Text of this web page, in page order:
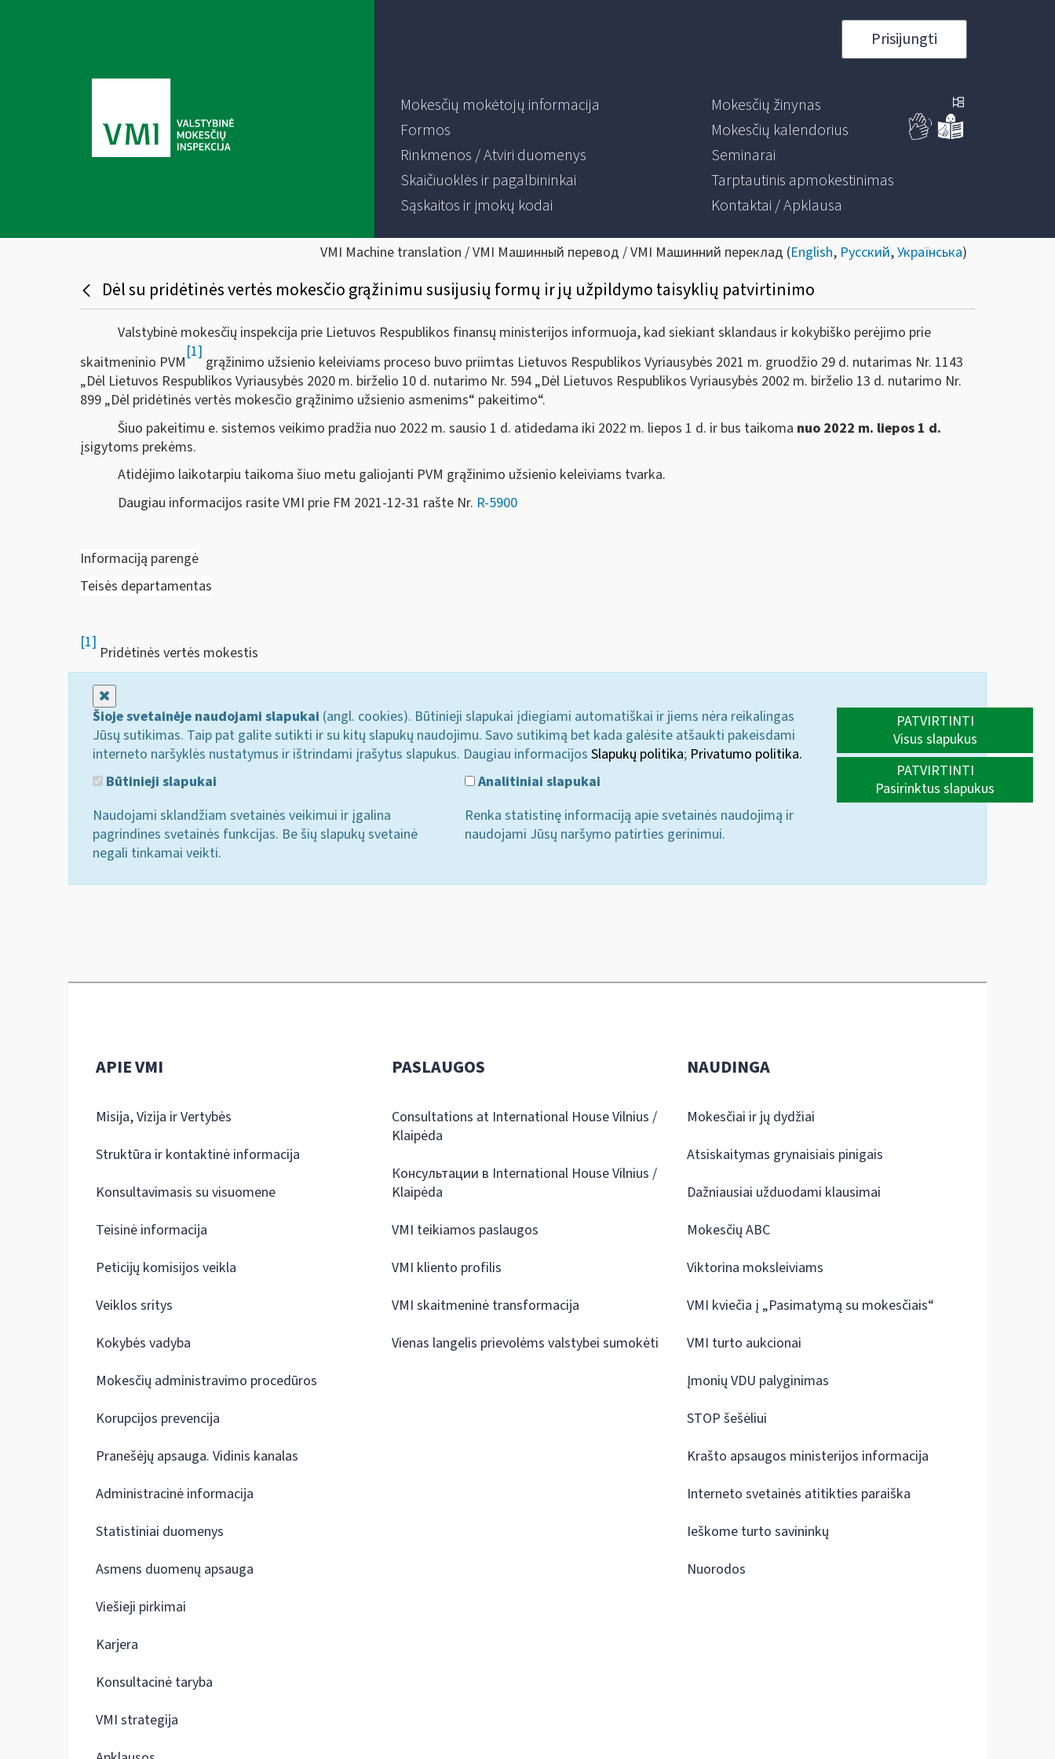
Prisijungti
Mokesčių mokėtojų informacija
Formos
Rinkmenos / Atviri duomenys
Skaičiuoklės ir pagalbininkai
Sąskaitos ir įmokų kodai
Mokesčių žinynas
Mokesčių kalendorius
Seminarai
Tarptautinis apmokestinimas
Kontaktai / Apklausa
VMI Machine translation / VMI Машинный перевод / VMI Машинний переклад (English, Русский,Українська)
Dėl su pridėtinės vertės mokesčio grąžinimu susijusių formų ir jų užpildymo taisyklių patvirtinimo
Valstybinė mokesčių inspekcija prie Lietuvos Respublikos finansų ministerijos informuoja, kad siekiant sklandaus ir kokybiško perėjimo prie
skaitmeninio PVM
[1]
grąžinimo užsienio keleiviams proceso buvo priimtas Lietuvos Respublikos Vyriausybės 2021 m. gruodžio 29 d. nutarimas Nr. 1143
„Dėl Lietuvos Respublikos Vyriausybės 2020 m. birželio 10 d. nutarimo Nr. 594 „Dėl Lietuvos Respublikos Vyriausybės 2002 m. birželio 13 d. nutarimo Nr.
899 „Dėl pridėtinės vertės mokesčio grąžinimo užsienio asmenims“ pakeitimo“.
Šiuo pakeitimu e. sistemos veikimo pradžia nuo 2022 m. sausio 1 d. atidedama iki 2022 m. liepos 1 d. ir bus taikoma nuo 2022 m. liepos 1 d.
įsigytoms prekėms.
Atidėjimo laikotarpiu taikoma šiuo metu galiojanti PVM grąžinimo užsienio keleiviams tvarka.
Daugiau informacijos rasite VMI prie FM 2021-12-31 rašte Nr. R-5900
Informaciją parengė
Teisės departamentas
[1]
Pridėtinės vertės mokestis
Šioje svetainėje naudojami slapukai (angl. cookies). Būtinieji slapukai įdiegiami automatiškai ir jiems nėra reikalingas
Jūsų sutikimas. Taip pat galite sutikti ir su kitų slapukų naudojimu. Savo sutikimą bet kada galėsite atšaukti pakeisdami
interneto naršyklės nustatymus ir ištrindami įrašytus slapukus. Daugiau informacijos Slapukų politika; Privatumo politika.
Būtinieji slapukai
Naudojami sklandžiam svetainės veikimui ir įgalina
pagrindines svetainės funkcijas. Be šių slapukų svetainė
negali tinkamai veikti.
Analitiniai slapukai
Renka statistinę informaciją apie svetainės naudojimą ir
naudojami Jūsų naršymo patirties gerinimui.
PATVIRTINTI
Visus slapukus
PATVIRTINTI
Pasirinktus slapukus
APIE VMI
Misija, Vizija ir Vertybės
Struktūra ir kontaktinė informacija
Konsultavimasis su visuomene
Teisinė informacija
Peticijų komisijos veikla
Veiklos sritys
Kokybės vadyba
Mokesčių administravimo procedūros
Korupcijos prevencija
Pranešėjų apsauga. Vidinis kanalas
Administracinė informacija
Statistiniai duomenys
Asmens duomenų apsauga
Viešieji pirkimai
Karjera
Konsultacinė taryba
VMI strategija
PASLAUGOS
Consultations at International House Vilnius /
Klaipėda
Консультации в International House Vilnius /
Klaipėda
VMI teikiamos paslaugos
VMI kliento profilis
VMI skaitmeninė transformacija
Vienas langelis prievolėms valstybei sumokėti
NAUDINGA
Mokesčiai ir jų dydžiai
Atsiskaitymas grynaisiais pinigais
Dažniausiai užduodami klausimai
Mokesčių ABC
Viktorina moksleiviams
VMI kviečia į „Pasimatymą su mokesčiais“
VMI turto aukcionai
Įmonių VDU palyginimas
STOP šešėliui
Krašto apsaugos ministerijos informacija
Interneto svetainės atitikties paraiška
Ieškome turto savininkų
Nuorodos